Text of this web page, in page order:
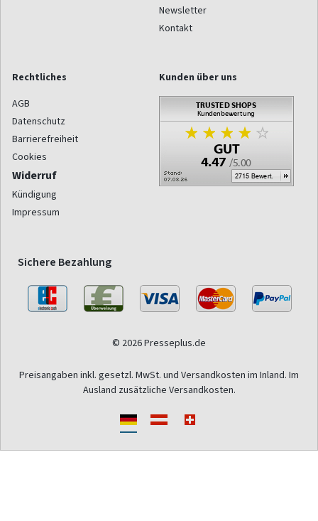
Newsletter
Kontakt
Rechtliches
AGB
Datenschutz
Barrierefreiheit
Cookies
Widerruf
Kündigung
Impressum
Kunden über uns
Sichere Bezahlung
© 2026 Presseplus.de
Preisangaben inkl. gesetzl. MwSt. und Versandkosten im Inland. Im
Ausland zusätzliche Versandkosten.